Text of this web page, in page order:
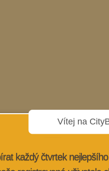
Vítej na
každý čtvrtek